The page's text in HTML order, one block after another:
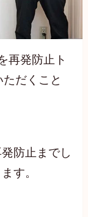
再発防止ト
だくこと
防止までし
す。